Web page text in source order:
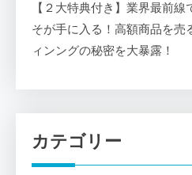
【２大特典付き】業界最前
そが手に入る！高額商品を売
ィンングの秘密を大暴露！
カテゴリー